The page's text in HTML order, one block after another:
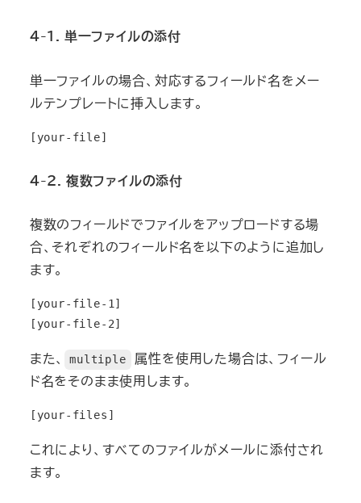
4-1. 単一ファイルの添付
単一ファイルの場合、対応するフィールド名をメー
ルテンプレートに挿入します。
[your-file]
4-2. 複数ファイルの添付
複数のフィールドでファイルをアップロードする場
合、それぞれのフィールド名を以下のように追加し
ます。
[your-file-1]
[your-file-2]
また、 multiple
属性を使用した場合は、フィール
ド名をそのまま使用します。
[your-files]
これにより、すべてのファイルがメールに添付され
ます。